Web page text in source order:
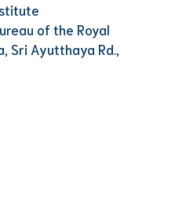
of the Royal
Sri Ayutthaya Rd.,